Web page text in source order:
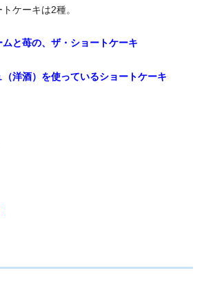
ケーキは2種。
と苺の、ザ・ショートケーキ
洋酒）を使っているショートケーキ